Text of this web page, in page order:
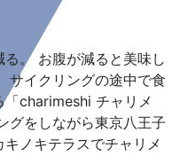
。 お腹が減ると美味し
サイクリングの途中で食
charimeshi チャリメ
グをしながら東京八王子
ノキテラスでチャリメ